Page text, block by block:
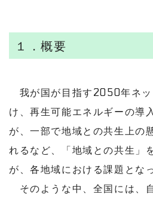
１．概要
我が国が目指す2050年ネッ
け、再生可能エネルギーの導
が、一部で地域との共生上の
れるなど、「地域との共生」
が、各地域における課題とな
そのような中、全国には、